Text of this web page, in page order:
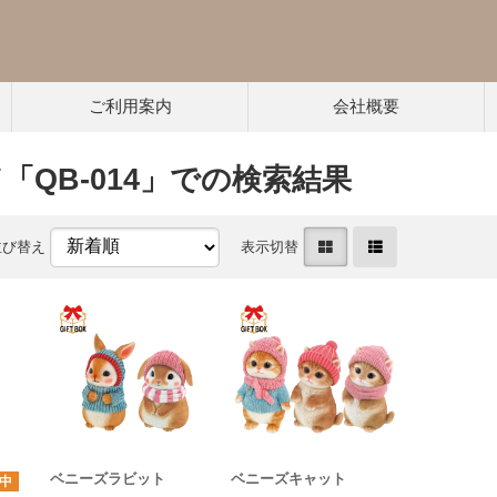
ご利用案内 会社概要
QB-014」での検索結果
替え 表示切替
ベニーズラビット ベニーズキャット